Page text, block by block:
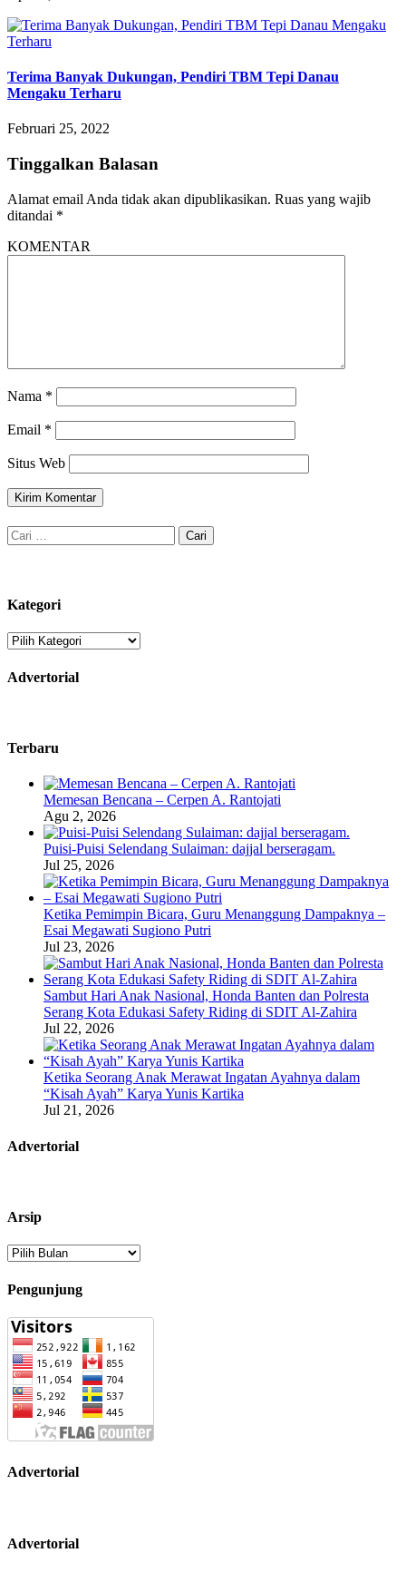
Terima Banyak Dukungan, Pendiri TBM Tepi Danau
Mengaku Terharu
Februari 25, 2022
Tinggalkan Balasan
Alamat email Anda tidak akan dipublikasikan. Ruas yang wajib
ditandai *
KOMENTAR
Nama *
Email *
Situs Web
Cari
untuk:
Kategori
Kategori
Advertorial
Terbaru
Memesan Bencana – Cerpen A. Rantojati
Agu 2, 2026
Puisi-Puisi Selendang Sulaiman: dajjal berseragam.
Jul 25, 2026
Ketika Pemimpin Bicara, Guru Menanggung Dampaknya –
Esai Megawati Sugiono Putri
Jul 23, 2026
Sambut Hari Anak Nasional, Honda Banten dan Polresta
Serang Kota Edukasi Safety Riding di SDIT Al-Zahira
Jul 22, 2026
Ketika Seorang Anak Merawat Ingatan Ayahnya dalam
“Kisah Ayah” Karya Yunis Kartika
Jul 21, 2026
Advertorial
Arsip
Arsip
Pengunjung
Advertorial
Advertorial